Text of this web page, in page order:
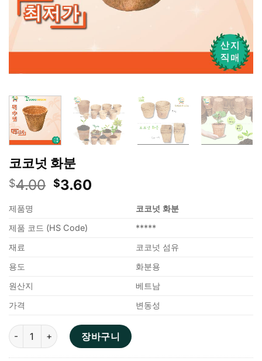
코코넛 화분
$4.00 원
격:
$3.60
제품명 코코넛 화분
제품 코드 (HS Code)
*****
재료
코코넛 섬유
용도
화분용
원산지
베트남
가격
변동성
코코넛 화분 수량 장바구니